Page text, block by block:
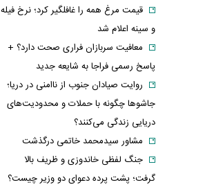
قیمت مرغ همه را غافلگیر کرد؛ نرخ فیله
و سینه اعلام شد
معافیت سربازان فراری صحت دارد؟ +
پاسخ رسمی فراجا به شایعه جدید
روایت صیادان جنوب از ناامنی در دریا؛
جاشوها چگونه با حملات و محدودیت‌های
دریایی زندگی می‌کنند؟
مشاور سیدمحمد خاتمی درگذشت
جنگ لفظی خاندوزی و ظریف بالا
گرفت؛ پشت پرده دعوای دو وزیر چیست؟